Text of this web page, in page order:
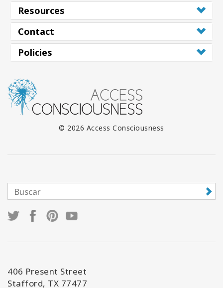
Resources
Contact
Policies
© 2026 Access Consciousness
406 Present Street
Stafford, TX 77477